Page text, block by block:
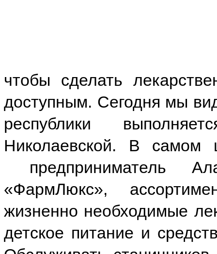
чтобы сделать
доступным. Сегодня мы
республики
Николаевской. В самом
предприниматель
«ФармЛюкс»,
жизненно необходимые
детское питание и